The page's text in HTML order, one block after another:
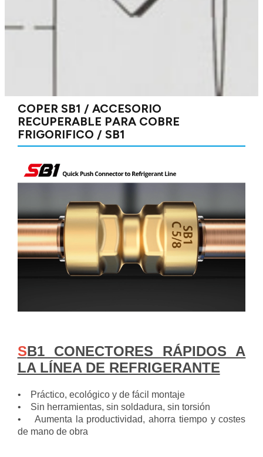
COPER SB1 / ACCESORIO
RECUPERABLE PARA COBRE
FRIGORIFICO / SB1
SB1 CONECTORES RÁPIDOS A
LA LÍNEA DE REFRIGERANTE
• Práctico, ecológico y de fácil montaje
• Sin herramientas, sin soldadura, sin torsión
• Aumenta la productividad, ahorra tiempo y costes
de mano de obra